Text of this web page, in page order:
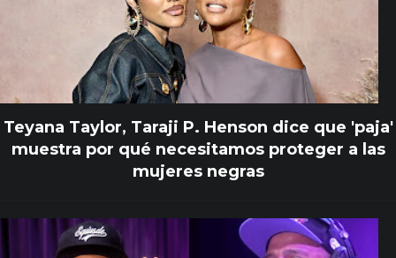
Teyana Taylor, Taraji P. Henson dice que 'paja'
muestra por qué necesitamos proteger a las
mujeres negras